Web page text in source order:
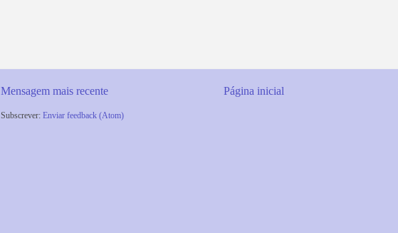
Mensagem mais recente Página inicial
Subscrever: Enviar feedback (Atom)